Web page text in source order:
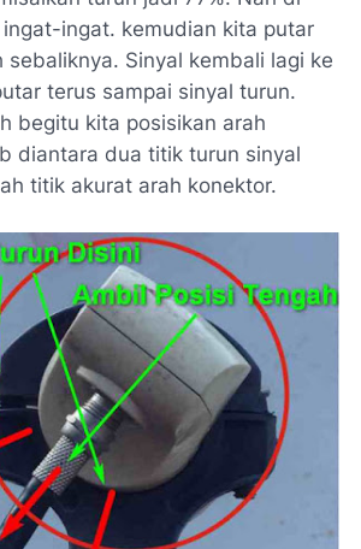
ingat. kemudian kita putar
sebaliknya. Sinyal kembali lagi ke
terus sampai sinyal turun.
begitu kita posisikan arah
diantara dua titik turun sinyal
titik akurat arah konektor.